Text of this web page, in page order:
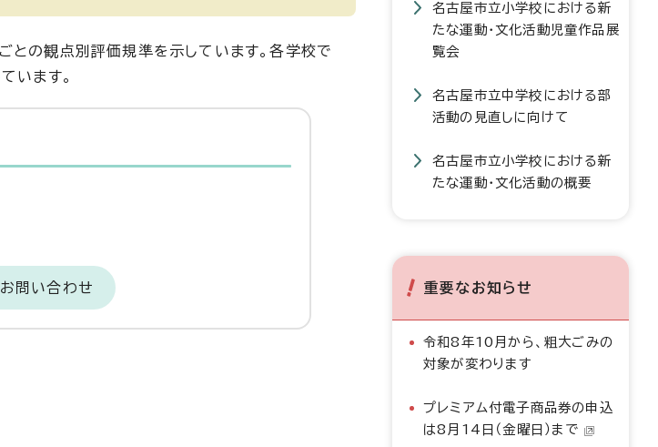
との観点別評価規準を示しています。各学校で
います。
問い合わせ
名古屋市立小学校における新
たな運動・文化活動児童作品展
覧会
名古屋市立中学校における部
活動の見直しに向けて
名古屋市立小学校における新
たな運動・文化活動の概要
重要なお知らせ
令和8年10月から、粗大ごみの
対象が変わります
プレミアム付電子商品券の申込
は8月14日（金曜日）まで